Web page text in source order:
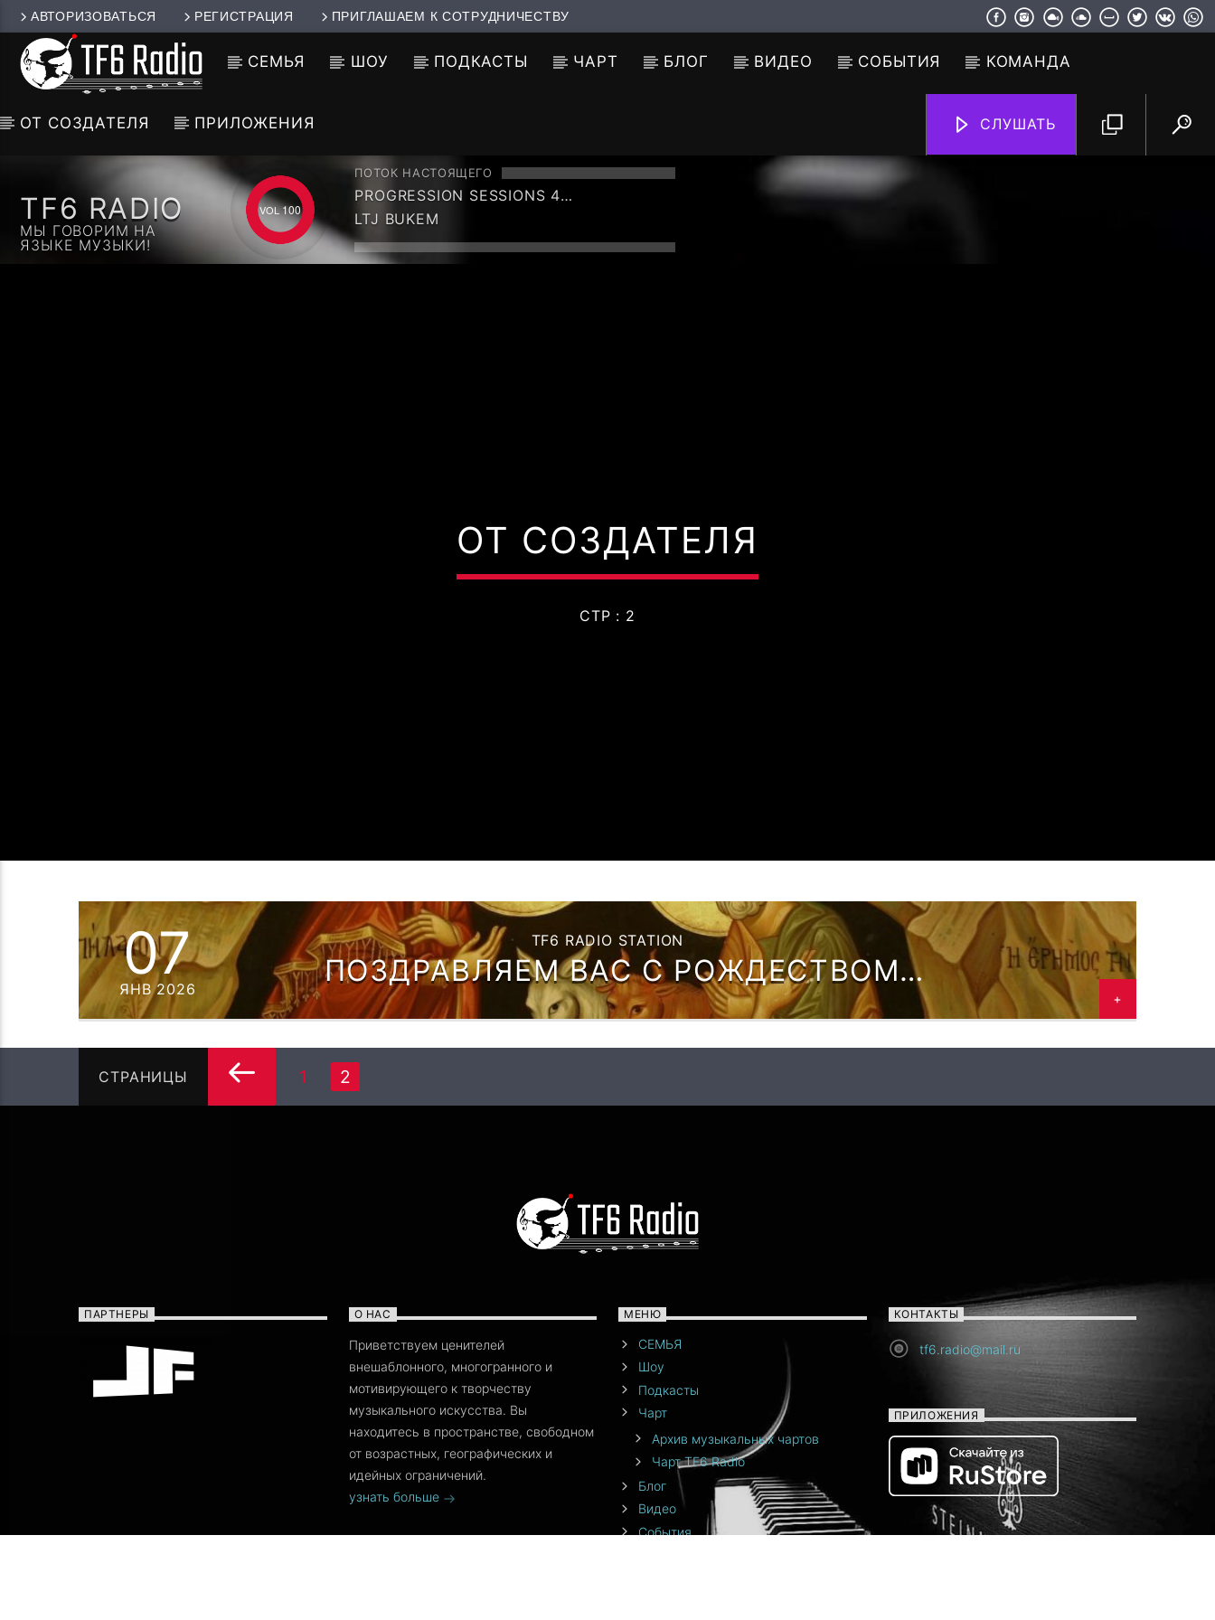
АВТОРИЗОВАТЬСЯ РЕГИСТРАЦИЯ ПРИГЛАШАЕМ К СОТРУДНИЧЕСТВУ
СЕМЬЯ ШОУ ПОДКАСТЫ ЧАРТ БЛОГ ВИДЕО СОБЫТИЯ КОМАНДА
ОТ СОЗДАТЕЛЯ ПРИЛОЖЕНИЯ СЛУШАТЬ
TF6 RADIO
МЫ ГОВОРИМ НА
ЯЗЫКЕ МУЗЫКИ!
100
ПОТОК НАСТОЯЩЕГО
PROGRESSION SESSIONS 4
(CONTINUOUS VOCAL MIX)
LTJ BUKEM
ОТ СОЗДАТЕЛЯ
СТР : 2
07
ЯНВ 2026
TF6 RADIO STATION
ПОЗДРАВЛЯЕМ ВАС С РОЖДЕСТВОМ
ХРИСТОВЫМ!
СТРАНИЦЫ 1 2
ПАРТНЕРЫ О НАС
Приветствуем ценителей
внешаблонного, многогранного и
мотивирующего к творчеству
музыкального искусства. Вы
находитесь в пространстве, свободном
от возрастных, географических и
идейных ограничений.
узнать больше
МЕНЮ
СЕМЬЯ
Шоу
Подкасты
Чарт
Архив музыкальных чартов
Чарт TF6 Radio
Блог
Видео
События
КОНТАКТЫ
tf6.radio@mail.ru
ПРИЛОЖЕНИЯ